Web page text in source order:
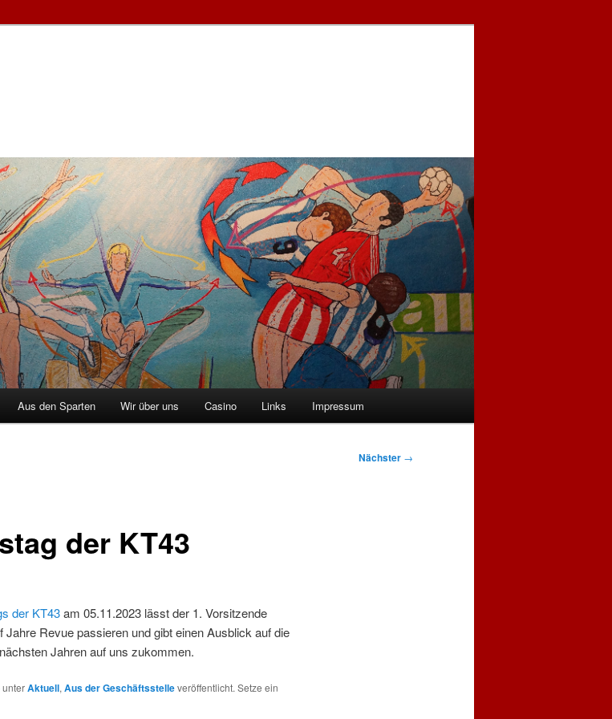
Aus den Sparten Wir über uns Casino Links Impressum
Nächster →
der KT43
der KT43am 05.11.2023 lässt der 1. Vorsitzende
Revue passieren und gibt einen Ausblick auf die
Jahren auf uns zukommen.
unterAktuell,Aus der Geschäftsstelleveröffentlicht. Setze ein